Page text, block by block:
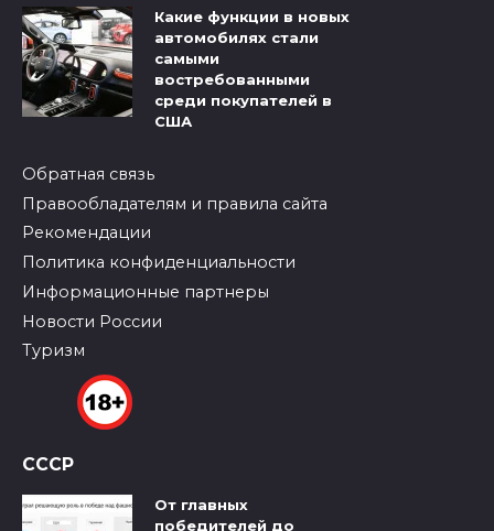
Какие функции в новых
автомобилях стали
самыми
востребованными
среди покупателей в
США
Обратная связь
Правообладателям и правила сайта
Рекомендации
Политика конфиденциальности
Информационные партнеры
Новости России
Туризм
СССР
От главных
победителей до